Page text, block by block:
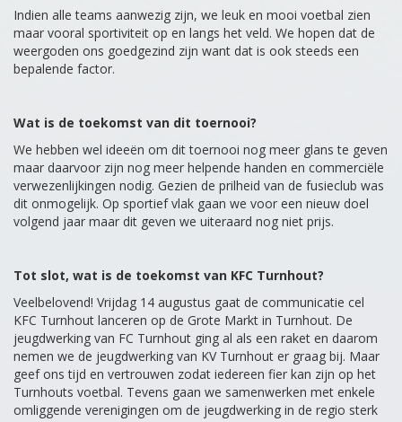
Indien alle teams aanwezig zijn, we leuk en mooi voetbal zien
maar vooral sportiviteit op en langs het veld. We hopen dat de
weergoden ons goedgezind zijn want dat is ook steeds een
bepalende factor.
Wat is de toekomst van dit toernooi?
We hebben wel ideeën om dit toernooi nog meer glans te geven
maar daarvoor zijn nog meer helpende handen en commerciële
verwezenlijkingen nodig. Gezien de prilheid van de fusieclub was
dit onmogelijk. Op sportief vlak gaan we voor een nieuw doel
volgend jaar maar dit geven we uiteraard nog niet prijs.
Tot slot, wat is de toekomst van KFC Turnhout?
Veelbelovend! Vrijdag 14 augustus gaat de communicatie cel
KFC Turnhout lanceren op de Grote Markt in Turnhout. De
jeugdwerking van FC Turnhout ging al als een raket en daarom
nemen we de jeugdwerking van KV Turnhout er graag bij. Maar
geef ons tijd en vertrouwen zodat iedereen fier kan zijn op het
Turnhouts voetbal. Tevens gaan we samenwerken met enkele
omliggende verenigingen om de jeugdwerking in de regio sterk